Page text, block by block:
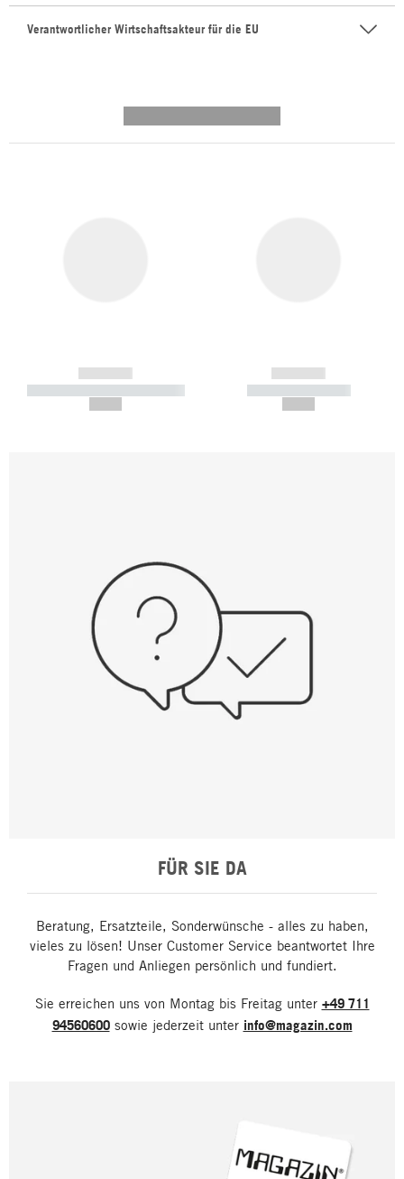
Verantwortlicher Wirtschaftsakteur für die EU
------------
----------- ----------- -----------
------------
----------- -----------
FÜR SIE DA
Beratung, Ersatzteile, Sonderwünsche - alles zu haben,
vieles zu lösen! Unser Customer Service beantwortet Ihre
Fragen und Anliegen persönlich und fundiert.
Sie erreichen uns von Montag bis Freitag unter +49 711
94560600sowie jederzeit unter info@magazin.com